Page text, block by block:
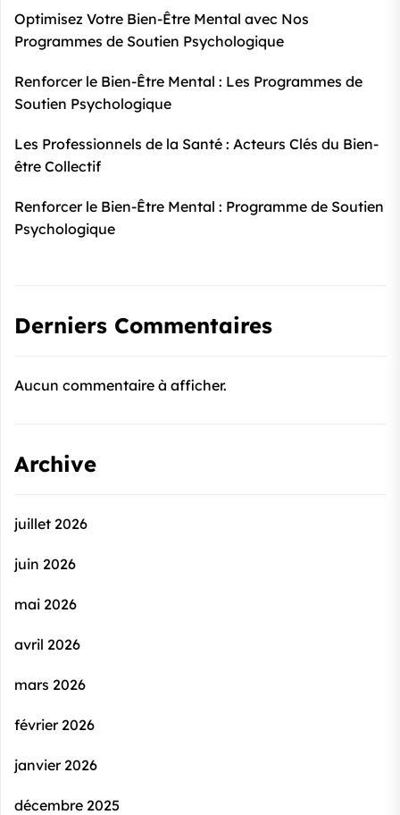
Optimisez Votre Bien-Être Mental avec Nos
Programmes de Soutien Psychologique
Renforcer le Bien-Être Mental : Les Programmes de
Soutien Psychologique
Les Professionnels de la Santé : Acteurs Clés du Bien-
être Collectif
Renforcer le Bien-Être Mental : Programme de Soutien
Psychologique
Derniers Commentaires
Aucun commentaire à afficher.
Archive
juillet 2026
juin 2026
mai 2026
avril 2026
mars 2026
février 2026
janvier 2026
décembre 2025